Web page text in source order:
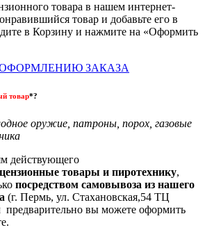
товара в нашем интернет-
товар и добавьте его в
в Корзину и нажмите на «Оформить
ЗАКАЗА
товар*?
оружие, патроны, порох, газовые
действующего
товары и пиротехнику,
посредством самовывоза из нашего
(г. Пермь, ул. Стахановская,54 ТЦ
вы можете оформить